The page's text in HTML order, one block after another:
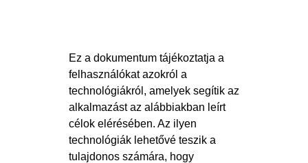
Ez a dokumentum tájékoztatja a
felhasználókat azokról a
technológiákról, amelyek segítik az
alkalmazást az alábbiakban leírt
célok elérésében. Az ilyen
technológiák lehetővé teszik a
tulajdonos számára, hogy